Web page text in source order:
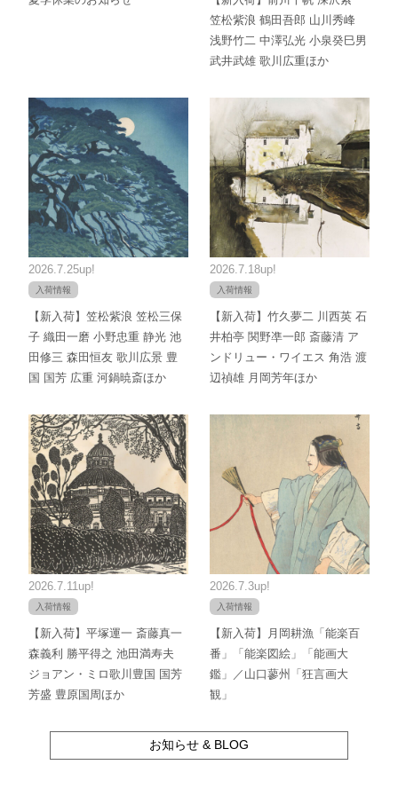
笠松紫浪 鶴田吾郎 山川秀峰
浅野竹二 中澤弘光 小泉癸巳男
武井武雄 歌川広重ほか
2026.7.25up!
入荷情報
【新入荷】笠松紫浪 笠松三保
子 織田一磨 小野忠重 静光 池
田修三 森田恒友 歌川広景 豊
国 国芳 広重 河鍋暁斎ほか
2026.7.18up!
入荷情報
【新入荷】竹久夢二 川西英 石
井柏亭 関野凖一郎 斎藤清 ア
ンドリュー・ワイエス 角浩 渡
辺禎雄 月岡芳年ほか
2026.7.11up!
入荷情報
【新入荷】平塚運一 斎藤真一
森義利 勝平得之 池田満寿夫
ジョアン・ミロ歌川豊国 国芳
芳盛 豊原国周ほか
2026.7.3up!
入荷情報
【新入荷】月岡耕漁「能楽百
番」「能楽図絵」「能画大
鑑」／山口蓼州「狂言画大
観」
お知らせ & BLOG